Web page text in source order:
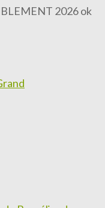
2026 ok